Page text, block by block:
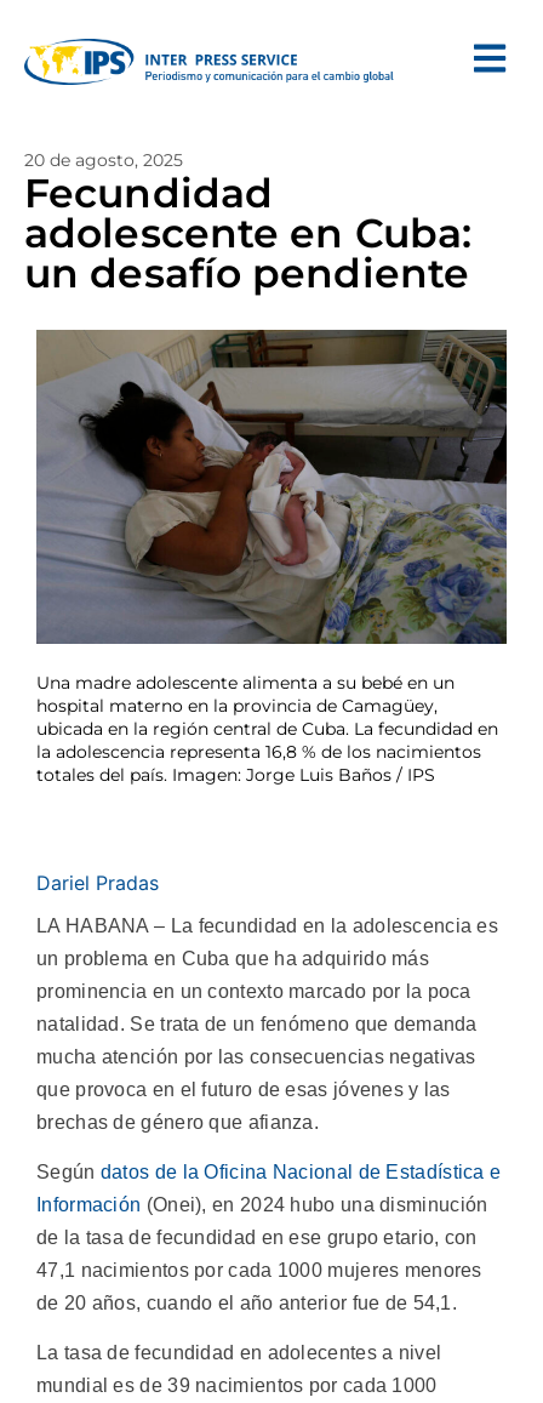
20 de agosto, 2025
Fecundidad
adolescente en Cuba:
un desafío pendiente
Una madre adolescente alimenta a su bebé en un
hospital materno en la provincia de Camagüey,
ubicada en la región central de Cuba. La fecundidad en
la adolescencia representa 16,8 % de los nacimientos
totales del país. Imagen: Jorge Luis Baños / IPS
Dariel Pradas
LA HABANA – La fecundidad en la adolescencia es
un problema en Cuba que ha adquirido más
prominencia en un contexto marcado por la poca
natalidad. Se trata de un fenómeno que demanda
mucha atención por las consecuencias negativas
que provoca en el futuro de esas jóvenes y las
brechas de género que afianza.
Según datos de la Oficina Nacional de Estadística e
Información (Onei), en 2024 hubo una disminución
de la tasa de fecundidad en ese grupo etario, con
47,1 nacimientos por cada 1000 mujeres menores
de 20 años, cuando el año anterior fue de 54,1.
La tasa de fecundidad en adolecentes a nivel
mundial es de 39 nacimientos por cada 1000